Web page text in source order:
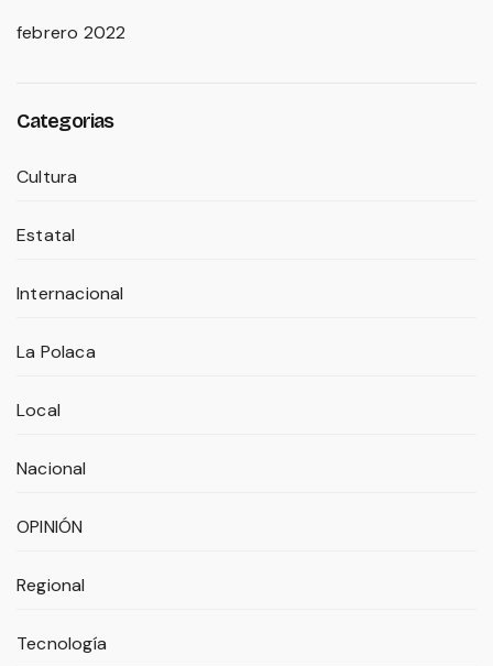
febrero 2022
Categorias
Cultura
Estatal
Internacional
La Polaca
Local
Nacional
OPINIÓN
Regional
Tecnología